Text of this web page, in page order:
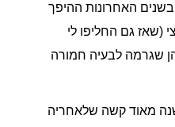
(2010,2011…) הן עזרו מאוד אבל בשנים האחרונות ההיפך
(שאז גם החליפו לי
שגרמה לבעיה חמורה
לחצי שנה מאוד קשה שלאחריה